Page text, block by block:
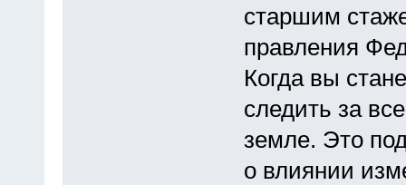
старшим
правления
Когда вы
следить за
земле. Это
о влиянии